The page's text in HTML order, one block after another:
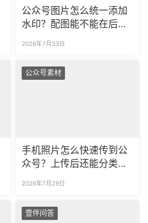
公众号图片怎么统一添加
水印？配图能不能在后台
2026年7月23日
公众号素材
手机照片怎么快速传到公
众号？上传后还能分类整
2026年7月29日
壹伴问答